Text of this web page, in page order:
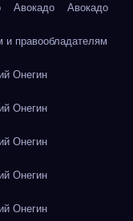
Авокадо Авокадо
и правообладателям
Онегин
Онегин
Онегин
Онегин
Онегин